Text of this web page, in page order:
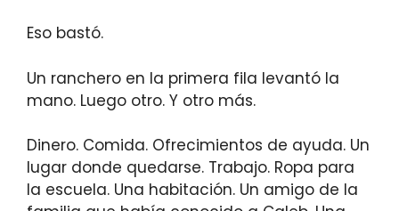
Eso bastó.
Un ranchero en la primera fila levantó la
mano. Luego otro. Y otro más.
Dinero. Comida. Ofrecimientos de ayuda. Un
lugar donde quedarse. Trabajo. Ropa para
la escuela. Una habitación. Un amigo de la